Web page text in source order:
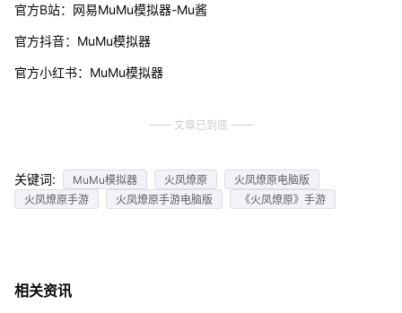
官方B站：网易MuMu模拟器-Mu酱
官方抖音：MuMu模拟器
官方小红书：MuMu模拟器
文章已到底
关键词: MuMu模拟器 火凤燎原
火凤燎原电脑版
火凤燎原手游
火凤燎原手游电脑版 《火凤燎原》手游
相关资讯